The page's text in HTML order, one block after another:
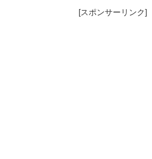
[スポンサーリンク]